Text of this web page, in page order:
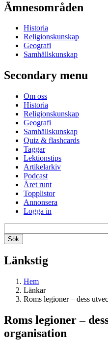
Ämnesområden
Historia
Religionskunskap
Geografi
Samhällskunskap
Secondary menu
Om oss
Historia
Religionskunskap
Geografi
Samhällskunskap
Quiz & flashcards
Taggar
Lektionstips
Artikelarkiv
Podcast
Året runt
Topplistor
Annonsera
Logga in
Länkstig
Hem
Länkar
Roms legioner – dess
Roms legioner –
organisation